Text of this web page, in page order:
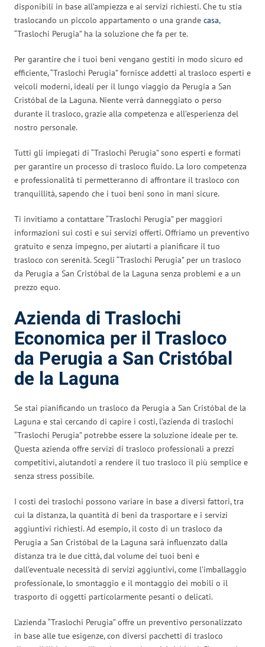
disponibili in base all’ampiezza e ai servizi richiesti. Che tu stia
traslocando un piccolo appartamento o una grande casa,
“Traslochi Perugia” ha la soluzione che fa per te.
Per garantire che i tuoi beni vengano gestiti in modo sicuro ed
efficiente, “Traslochi Perugia” fornisce addetti al trasloco esperti e
veicoli moderni, ideali per il lungo viaggio da Perugia a San
Cristóbal de la Laguna. Niente verrà danneggiato o perso
durante il trasloco, grazie alla competenza e all’esperienza del
nostro personale.
Tutti gli impiegati di “Traslochi Perugia” sono esperti e formati
per garantire un processo di trasloco fluido. La loro competenza
e professionalità ti permetteranno di affrontare il trasloco con
tranquillità, sapendo che i tuoi beni sono in mani sicure.
Ti invitiamo a contattare “Traslochi Perugia” per maggiori
informazioni sui costi e sui servizi offerti. Offriamo un preventivo
gratuito e senza impegno, per aiutarti a pianificare il tuo
trasloco con serenità. Scegli “Traslochi Perugia” per un trasloco
da Perugia a San Cristóbal de la Laguna senza problemi e a un
prezzo equo.
Azienda di Traslochi
Economica per il Trasloco
da Perugia a San Cristóbal
de la Laguna
Se stai pianificando un trasloco da Perugia a San Cristóbal de la
Laguna e stai cercando di capire i costi, l’azienda di traslochi
“Traslochi Perugia” potrebbe essere la soluzione ideale per te.
Questa azienda offre servizi di trasloco professionali a prezzi
competitivi, aiutandoti a rendere il tuo trasloco il più semplice e
senza stress possibile.
I costi dei traslochi possono variare in base a diversi fattori, tra
cui la distanza, la quantità di beni da trasportare e i servizi
aggiuntivi richiesti. Ad esempio, il costo di un trasloco da
Perugia a San Cristóbal de la Laguna sarà influenzato dalla
distanza tra le due città, dal volume dei tuoi beni e
dall’eventuale necessità di servizi aggiuntivi, come l’imballaggio
professionale, lo smontaggio e il montaggio dei mobili o il
trasporto di oggetti particolarmente pesanti o delicati.
L’azienda “Traslochi Perugia” offre un preventivo personalizzato
in base alle tue esigenze, con diversi pacchetti di trasloco